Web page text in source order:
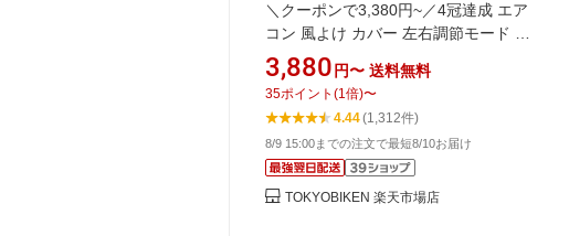
＼クーポンで3,380円~／4冠達成 エア
コン 風よけ カバー 左右調節モード 循
環式送風 寒い 直撃風 風除け 快適 空気
循環 角度調整 軽量 取り付け簡単 風よ
けカバー 冷房 暖房通用 結露防止 長さ
調整可 省エネ 節電 リビング 上下調整
寝室 即納
3,880 円〜 送料無料
35ポイント (1倍)〜
4.44(1,312件)
8/9 15:00までの注文で最短8/10お届け
TOKYOBIKEN 楽天市場店